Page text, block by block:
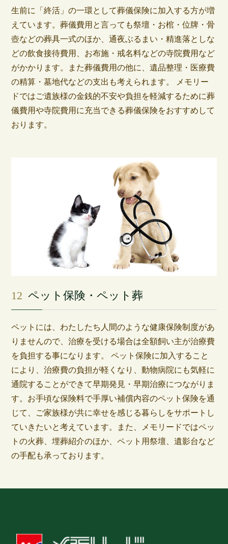
生前に「終活」の一環として葬儀保険に加入する方が増
えています。葬儀費用と言っても祭壇・お棺・位牌・骨
壺などの葬具一式のほか、通夜ぶるまい・精進落としな
どの飲食接待費用、お布施・戒名料などの寺院費用など
がかかります。また葬儀費用の他に、遺品整理・医療費
の精算・墓地代などの支出も考えられます。 メモリー
ドではご遺族様の金銭的不安や負担を軽減するために葬
儀費用や寺院費用に充当できる葬儀保険をおすすめして
おります。
12 ペット保険・ペット葬
ペットには、わたしたち人間のような健康保険制度があ
りませんので、治療を受ける場合は全額飼い主が治療費
を負担する事になります。 ペット保険に加入すること
により、治療費の負担が軽くなり、動物病院にも気軽に
通院することができて早期発見・早期治療につながりま
す。お手頃な保険料で手厚い補償内容のペット保険を通
じて、ご家族様が共に幸せを感じる暮らしをサポートし
ていきたいと考えています。また、メモリードではペッ
トの火葬、埋葬紹介のほか、ペット用祭壇、遺影台など
の手配も承っております。